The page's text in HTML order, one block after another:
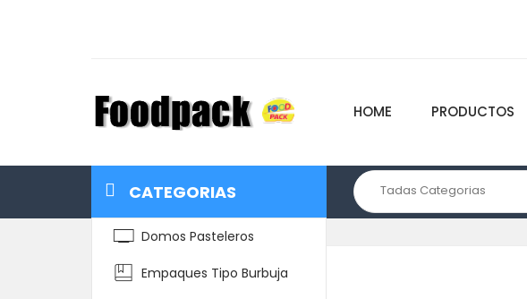
HOME PRODUCTOS
CATEGORIAS
Domos Pasteleros
Empaques Tipo Burbuja
Home Detalle del Producto